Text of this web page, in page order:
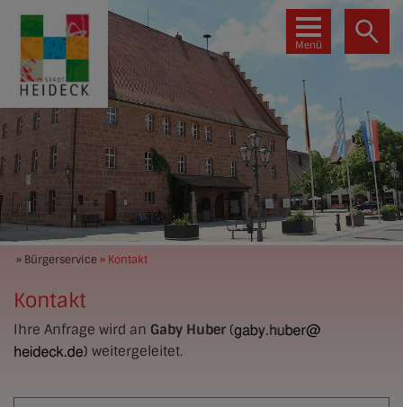
Menü
» Bürgerservice» Kontakt
Kontakt
Ihre Anfrage wird an Gaby Huber (
) weitergeleitet.